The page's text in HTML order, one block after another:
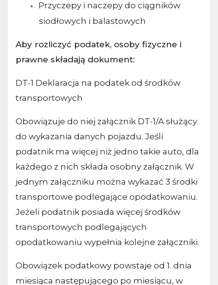
Przyczepy i naczepy do ciągników
siodłowych i balastowych
Aby rozliczyć podatek, osoby fizyczne i
prawne składają dokument:
DT-1 Deklaracja na podatek od środków
transportowych
Obowiązuje do niej załącznik DT-1/A służący
do wykazania danych pojazdu. Jeśli
podatnik ma więcej niż jedno takie auto, dla
każdego z nich składa osobny załącznik. W
jednym załączniku można wykazać 3 środki
transportowe podlegające opodatkowaniu.
Jeżeli podatnik posiada więcej środków
transportowych podlegających
opodatkowaniu wypełnia kolejne załączniki.
Obowiązek podatkowy powstaje od 1. dnia
miesiąca następującego po miesiącu, w